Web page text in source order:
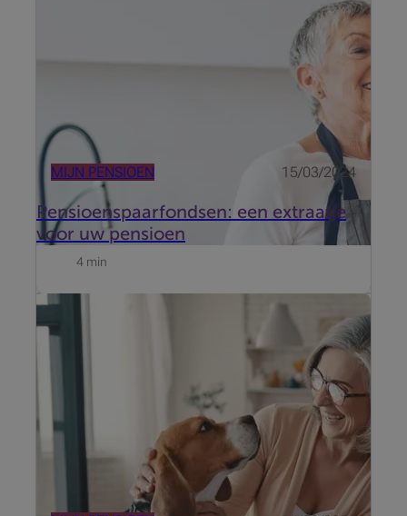
MIJN PENSIOEN 15/03/2024
Pensioenspaarfondsen: een extraatje
voor uw pensioen
het de moeite om er op tijd even over na te denken,
4 min
Pensioensparen is een fiscaal interessante formule
om kapitaal op te bouwen voor uw pensioen. Maar u
moet wel uw stortingen goed opvolgen, vooral op